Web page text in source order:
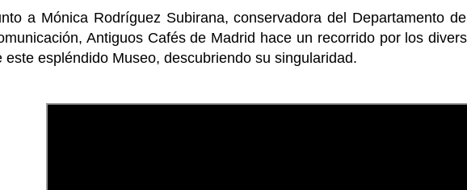
a Mónica Rodríguez Subirana, conservadora del Departamento
Antiguos Cafés de Madrid hace un recorrido por los
este espléndido Museo, descubriendo su singularidad.